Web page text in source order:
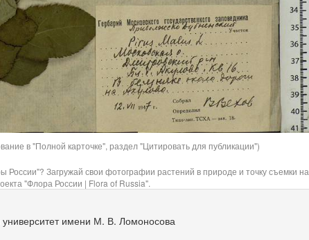
в "Полной карточке", раздел "Цитировать для публикации")
Загружай свои фотографии растений в природе и точку съемки на
"Флора России | Flora of Russia".
университет имени М. В. Ломоносова